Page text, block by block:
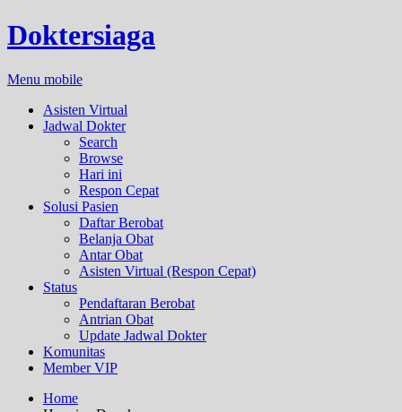
Doktersiaga
Menu mobile
Asisten Virtual
Jadwal Dokter
Search
Browse
Hari ini
Respon Cepat
Solusi Pasien
Daftar Berobat
Belanja Obat
Antar Obat
Asisten Virtual (Respon Cepat)
Status
Pendaftaran Berobat
Antrian Obat
Update Jadwal Dokter
Komunitas
Member VIP
Home